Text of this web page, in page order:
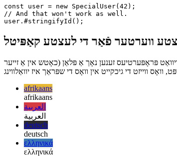
SpecialUser.#generateId();
const user = new SpecialUser(42);
ווערטער פֿאַר די לעצטע קאַפּיטל
פּראָפּערטיעס זענען נאָך אַ פּלאַן (כאָטש אין אַ זייער
afrikaans
afrikaans
العربية
العربية
deutsch
deutsch